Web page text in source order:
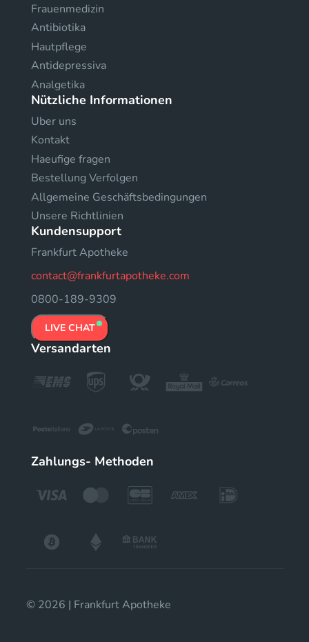
Frauenmedizin
Antibiotika
Hautpflege
Antidepressiva
Analgetika
Nützliche Informationen
Uber uns
Kontakt
Haeufige fragen
Bestellung Verfolgen
Allgemeine Geschäftsbedingungen
Unsere Richtlinien
Kundensupport
Frankfurt Apotheke
contact@frankfurtapotheke.com
0800-189-9309
LIVE CHAT
Versandarten
Zahlungs- Methoden
© 2026 | Frankfurt Apotheke